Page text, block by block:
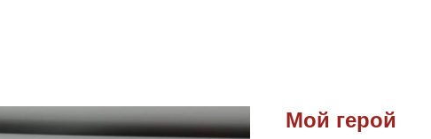
Мой герой